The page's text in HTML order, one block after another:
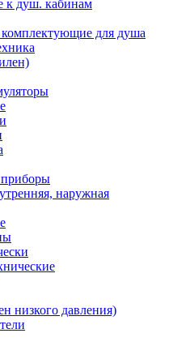
к душ. кабинам
для душа
наружная
низкого давления)